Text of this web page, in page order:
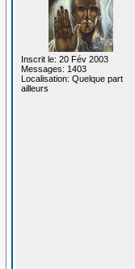
Inscrit le: 20 Fév 2003
Messages: 1403
Localisation: Quelque part
ailleurs